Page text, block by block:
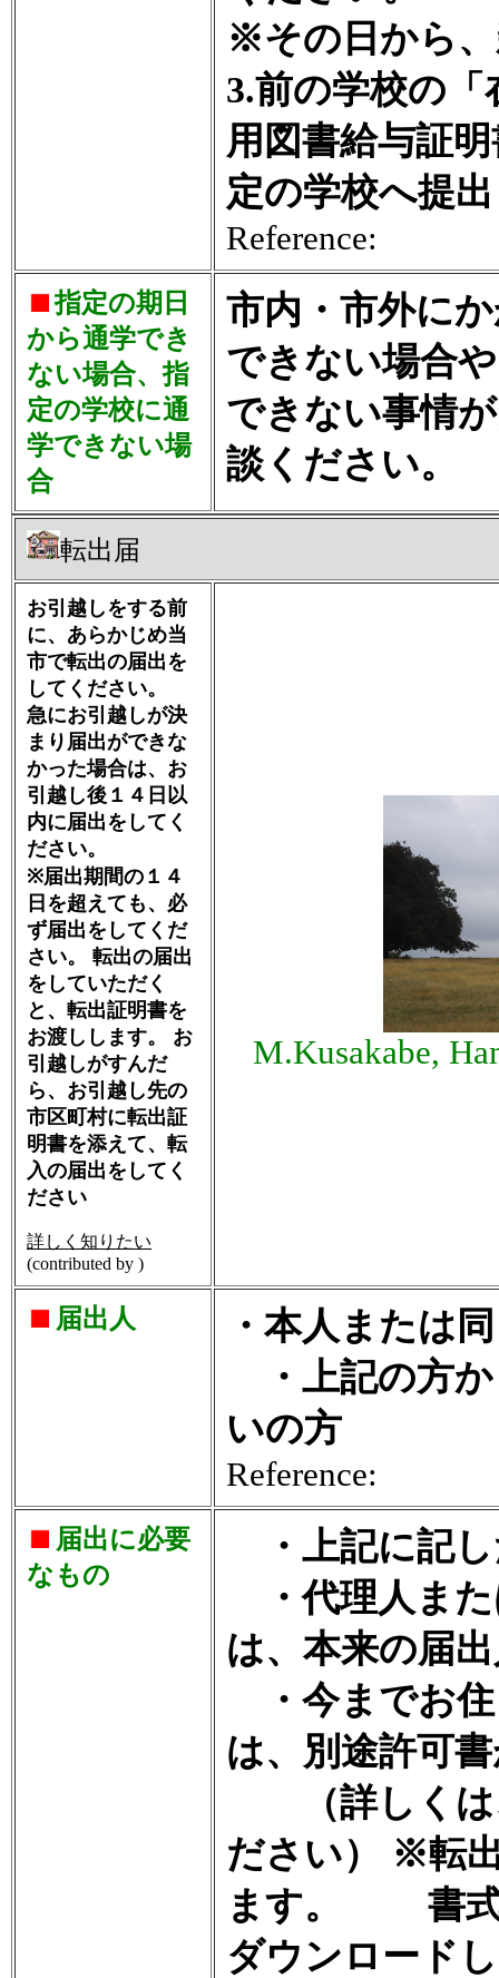
※その日から
3.前の学校の
用図書給与証
定の学校へ提
Reference:
指定の期日
から通学でき
ない場合、指
定の学校に通
学できない場
合
市内・市外に
できない場合
できない事情
談ください。
転出届
お引越しをする前
に、あらかじめ当
市で転出の届出を
してください。
急にお引越しが決
まり届出ができな
かった場合は、お
引越し後１４日以
内に届出をしてく
ださい。
※届出期間の１４
日を超えても、必
ず届出をしてくだ
さい。 転出の届出
をしていただく
と、転出証明書を
お渡しします。 お
引越しがすんだ
ら、お引越し先の
市区町村に転出証
明書を添えて、転
入の届出をしてく
ださい
詳しく知りたい
(contributed by )
M.Kusakabe,
届出人
・本人または
・上記の方か
いの方
Reference:
届出に必要
なもの
・上記に記し
・代理人また
は、本来の届
・今までお住
は、別途許可
（詳しくは
ださい） ※転
ます。 書式
ダウンロード